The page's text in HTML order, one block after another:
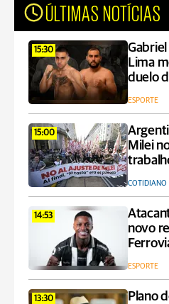
ÚLTIMAS NOTÍCIAS
15:30
Gabriel
Lima
duelo
ESPORTE
15:00
Milei
COTIDIANO
14:53
novo
ESPORTE
13:30
Plano